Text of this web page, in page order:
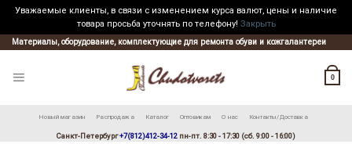
Уважаемые клиенты, в связи с изменением курса валют, цены и наличие
товара просьба уточнять по телефону! Закрыть
Skip
to
Материалы, оборудование, комплектующие для ремонта обуви и кожгалантереи
0
Новый магазин Распродажа Каталог Оптовикам О нас Контакты/Доставка
Санкт-Петербург+7(812)412-34-12 пн-пт. 8:30 - 17:30 (сб. 9:00 - 16:00)